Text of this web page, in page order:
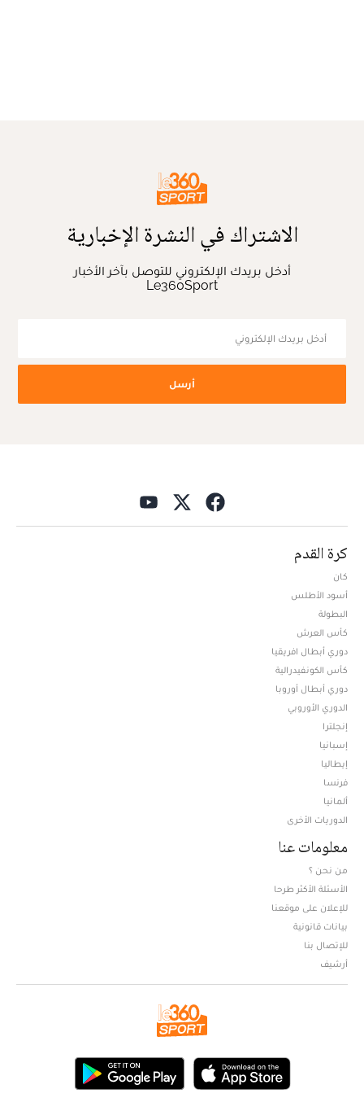
الاشتراك في النشرة الإخبارية
أدخل بريدك الإلكتروني للتوصل بآخر الأخبار
Le360Sport
أرسل
كرة القدم
كان
أسود الأطلس
البطولة
كأس العرش
دوري أبطال افريقيا
كأس الكونفيدرالية
دوري أبطال أوروبا
الدوري الأوروبي
إنجلترا
إسبانيا
إيطاليا
فرنسا
ألمانيا
الدوريات الأخرى
معلومات عنا
من نحن ؟
الأسئلة الأكثر طرحا
للإعلان على موقعنا
بيانات قانونية
للإتصال بنا
أرشيف